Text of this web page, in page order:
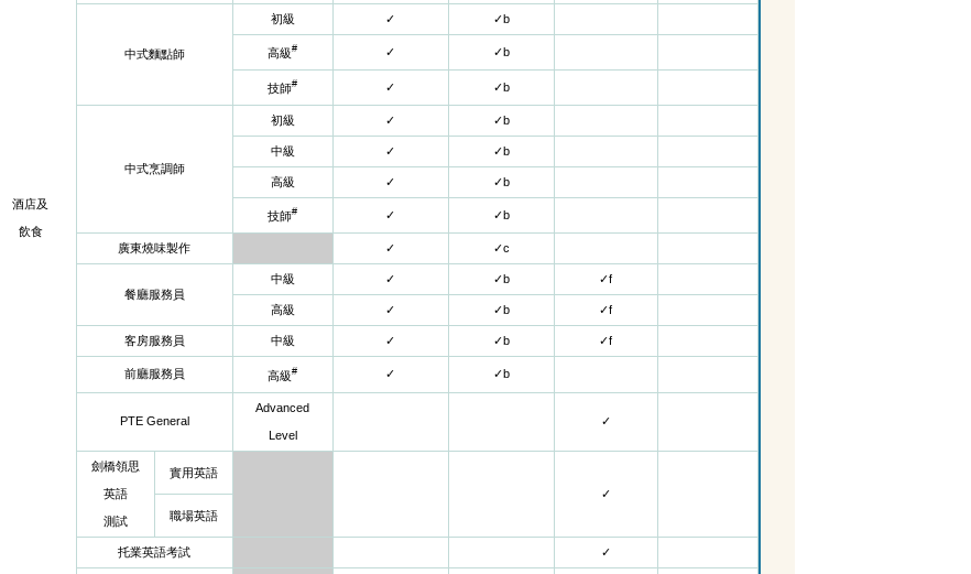
酒店及
飲食
中式麵點師
初級 ✓ ✓b
高級# ✓ ✓b
技師# ✓ ✓b
中式烹調師
初級 ✓ ✓b
中級 ✓ ✓b
高級 ✓ ✓b
技師# ✓ ✓b
廣東燒味製作 ✓ ✓c
餐廳服務員
中級 ✓ ✓b ✓f
高級 ✓ ✓b ✓f
客房服務員 中級 ✓ ✓b ✓f
前廳服務員 高級# ✓ ✓b
PTE General
Advanced
Level
✓
劍橋領思
英語
測試
實用英語
✓
職場英語
托業英語考試 ✓